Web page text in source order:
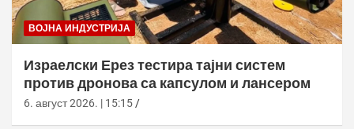
ВОЈНА ИНДУСТРИЈА
Израелски Ерез тестира тајни систем
против дронова са капсулом и лансером
6. август 2026. | 15:15